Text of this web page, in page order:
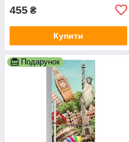
455 ₴
Купити
Подарунок